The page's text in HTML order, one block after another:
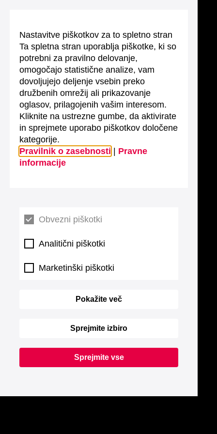
Nastavitve piškotkov za to spletno stran
Ta spletna stran uporablja piškotke, ki so
potrebni za pravilno delovanje,
omogočajo statistične analize, vam
dovoljujejo deljenje vsebin preko
družbenih omrežij ali prikazovanje
oglasov, prilagojenih vašim interesom.
Kliknite na ustrezne gumbe, da aktivirate
in sprejmete uporabo piškotkov določene
kategorije.
Pravilnik o zasebnosti
Pravne
informacije
Obvezni piškotki
Analitični piškotki
Marketinški piškotki
Pokažite več
Sprejmite izbiro
Sprejmite vse